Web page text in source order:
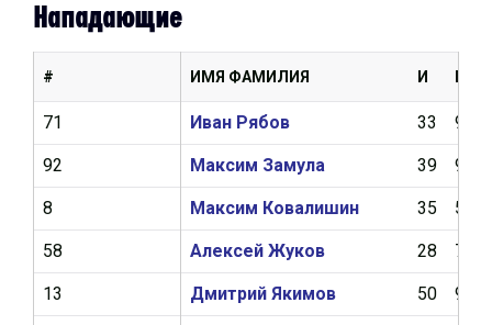
Нападающие
ИМЯ ФАМИЛИЯ И
Иван Рябов 33 9
Максим Замула 39 9
Максим Ковалишин 35 5
Алексей Жуков 28 7
Дмитрий Якимов 50 9
#
71
92
8
58
13